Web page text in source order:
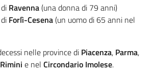
Ravenna(una donna di 79 anni)
Forlì-Cesena(un uomo di 65 anni nel
nelle province di Piacenza, Parma,
e nel Circondario Imolese.